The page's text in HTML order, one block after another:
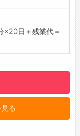
つけて働けます
×20日＋残業代＝
る